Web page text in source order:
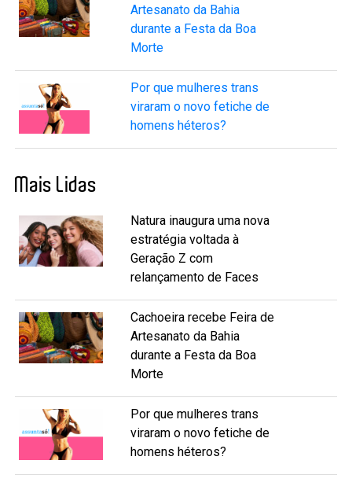
Artesanato da Bahia
durante a Festa da Boa
Morte
Por que mulheres trans
viraram o novo fetiche de
homens héteros?
Mais Lidas
Natura inaugura uma nova
estratégia voltada à
Geração Z com
relançamento de Faces
Cachoeira recebe Feira de
Artesanato da Bahia
durante a Festa da Boa
Morte
Por que mulheres trans
viraram o novo fetiche de
homens héteros?